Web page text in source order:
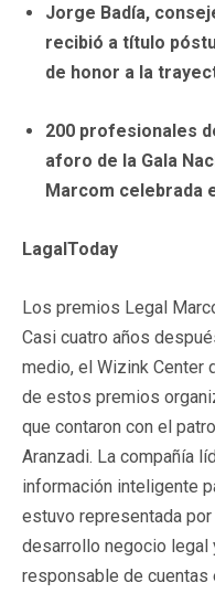
Jorge Badía,
recibió a título
de honor a la
200 profesionales
aforo de la Gala
Marcom celebrada
LagalToday
Los premios Legal
Casi cuatro años
medio, el Wizink Center
de estos premios
que contaron con el
Aranzadi. La compañía
información inteligente
estuvo representada por
desarrollo negocio legal
responsable de cuentas